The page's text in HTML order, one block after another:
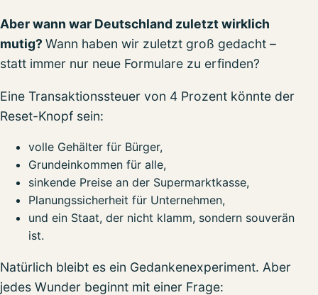
Aber wann war Deutschland zuletzt wirklich
mutig? Wann haben wir zuletzt groß gedacht –
statt immer nur neue Formulare zu erfinden?
Eine Transaktionssteuer von 4 Prozent könnte der
Reset-Knopf sein:
volle Gehälter für Bürger,
Grundeinkommen für alle,
sinkende Preise an der Supermarktkasse,
Planungssicherheit für Unternehmen,
und ein Staat, der nicht klamm, sondern souverän
ist.
Natürlich bleibt es ein Gedankenexperiment. Aber
jedes Wunder beginnt mit einer Frage: